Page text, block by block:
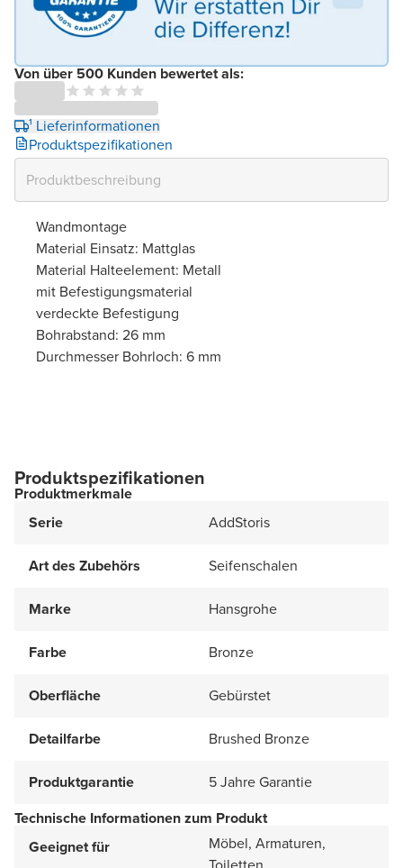
Von über 500 Kunden bewertet als:
¹ Lieferinformationen
Produktspezifikationen
Wandmontage
Material Einsatz: Mattglas
Material Halteelement: Metall
mit Befestigungsmaterial
verdeckte Befestigung
Bohrabstand: 26 mm
Durchmesser Bohrloch: 6 mm
Produktspezifikationen
Produktmerkmale
Serie
AddStoris
Art des Zubehörs Seifenschalen
Marke Hansgrohe
Farbe Bronze
Oberfläche Gebürstet
Detailfarbe Brushed Bronze
Produktgarantie
5 Jahre Garantie
Technische Informationen zum Produkt
Geeignet für
Möbel, Armaturen,